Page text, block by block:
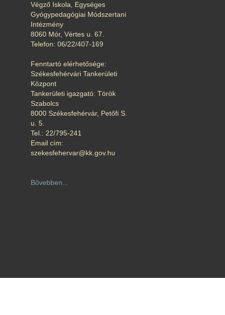
Végző Iskola, Egységes
Gyógypedagógiai Módszertani
Intézmény
8060 Mór, Vértes u. 67.
Telefon: 06/22/407-169
Fenntartó elérhetősége:
Székesfehérvári Tankerületi
Központ
Tankerületi igazgató: Török
Szabolcs
8000 Székesfehérvár, Petőfi S.
u. 5.
Tel.: 22/795-241
Email cím:
szekesfehervar@kk.gov.hu
Bővebben...